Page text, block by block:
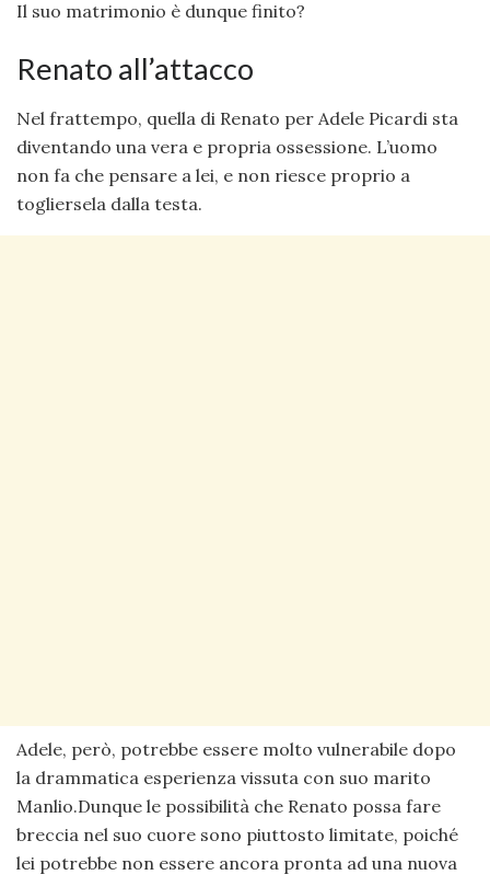
Il suo matrimonio è dunque finito?
Renato all’attacco
Nel frattempo, quella di Renato per Adele Picardi sta
diventando una vera e propria ossessione. L’uomo
non fa che pensare a lei, e non riesce proprio a
togliersela dalla testa.
Adele, però, potrebbe essere molto vulnerabile dopo
la drammatica esperienza vissuta con suo marito
Manlio.Dunque le possibilità che Renato possa fare
breccia nel suo cuore sono piuttosto limitate, poiché
lei potrebbe non essere ancora pronta ad una nuova